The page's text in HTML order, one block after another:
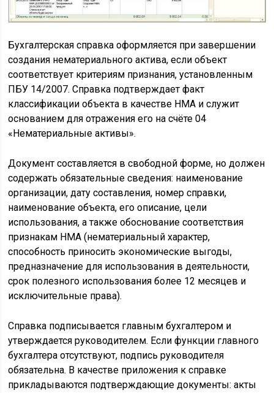
Бухгалтерская справка оформляется при завершении
создания нематериального актива, если объект
соответствует критериям признания, установленным
ПБУ 14/2007. Справка подтверждает факт
классификации объекта в качестве НМА и служит
основанием для отражения его на счёте 04
«Нематериальные активы».
Документ составляется в свободной форме, но должен
содержать обязательные сведения: наименование
организации, дату составления, номер справки,
наименование объекта, его описание, цели
использования, а также обоснование соответствия
признакам НМА (нематериальный характер,
способность приносить экономические выгоды,
предназначение для использования в деятельности,
срок полезного использования более 12 месяцев и
исключительные права).
Справка подписывается главным бухгалтером и
утверждается руководителем. Если функции главного
бухгалтера отсутствуют, подпись руководителя
обязательна. В качестве приложения к справке
прикладываются подтверждающие документы: акты